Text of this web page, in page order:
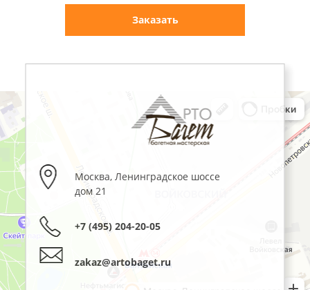
Заказать
Москва,Ленинградское шоссе
дом 21
+7 (495) 204-20-05
zakaz@artobaget.ru